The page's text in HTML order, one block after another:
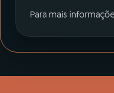
Para mais